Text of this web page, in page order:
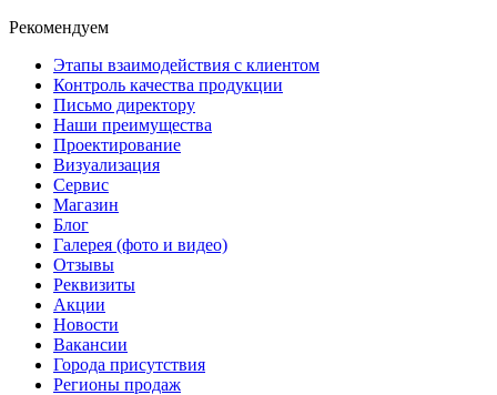
Рекомендуем
Этапы взаимодействия с клиентом
Контроль качества продукции
Письмо директору
Наши преимущества
Проектирование
Визуализация
Сервис
Магазин
Блог
Галерея (фото и видео)
Отзывы
Реквизиты
Акции
Новости
Вакансии
Города присутствия
Регионы продаж